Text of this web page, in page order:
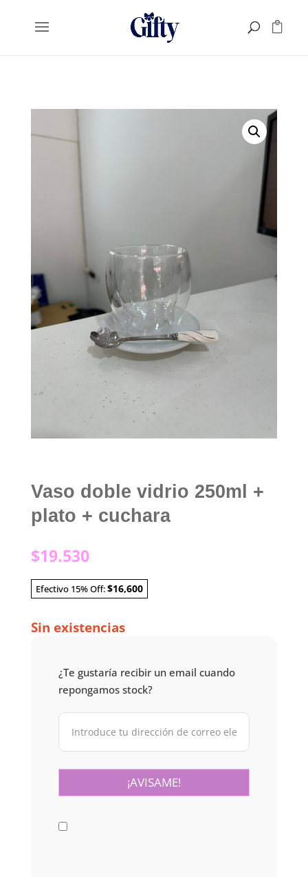
Vaso doble vidrio 250ml +
plato + cuchara
$19.530
Efectivo 15% Off:$16,600
Sin existencias
¿Te gustaría recibir un email cuando
repongamos stock?